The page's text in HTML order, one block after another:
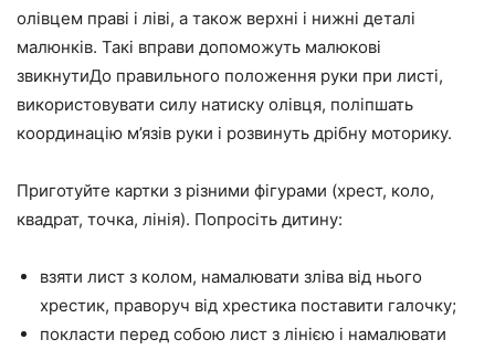
олівцем праві і ліві, а також верхні і нижні деталі
малюнків. Такі вправи допоможуть малюкові
звикнутиДо правильного положення руки при листі,
використовувати силу натиску олівця, поліпшать
координацію м’язів руки і розвинуть дрібну моторику.
Приготуйте картки з різними фігурами (хрест, коло,
квадрат, точка, лінія). Попросіть дитину:
взяти лист з колом, намалювати зліва від нього
хрестик, праворуч від хрестика поставити галочку;
покласти перед собою лист з лінією і намалювати